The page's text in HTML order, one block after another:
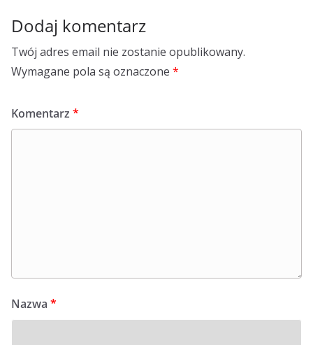
Dodaj komentarz
Twój adres email nie zostanie opublikowany.
Wymagane pola są oznaczone *
Komentarz *
Nazwa *